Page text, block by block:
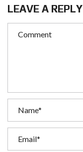
LEAVE A REPLY